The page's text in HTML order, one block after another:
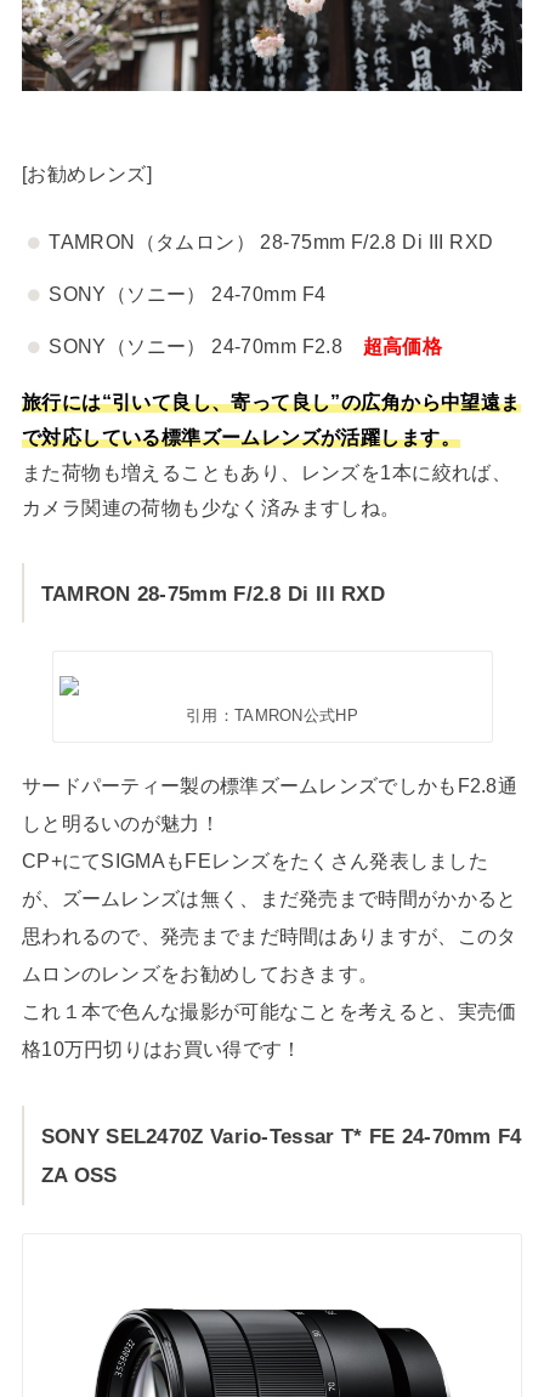
[お勧めレンズ]
TAMRON（タムロン） 28-75mm F/2.8 Di III RXD
SONY（ソニー） 24-70mm F4
SONY（ソニー） 24-70mm F2.8 超高価格
旅行には“引いて良し、寄って良し”の広角から中望遠ま
で対応している標準ズームレンズが活躍します。
また荷物も増えることもあり、レンズを1本に絞れば、
カメラ関連の荷物も少なく済みますしね。
TAMRON 28-75mm F/2.8 Di III RXD
引用：TAMRON公式HP
サードパーティー製の標準ズームレンズでしかもF2.8通
しと明るいのが魅力！
CP+にてSIGMAもFEレンズをたくさん発表しました
が、ズームレンズは無く、まだ発売まで時間がかかると
思われるので、発売までまだ時間はありますが、このタ
ムロンのレンズをお勧めしておきます。
これ１本で色んな撮影が可能なことを考えると、実売価
格10万円切りはお買い得です！
SONY SEL2470Z Vario-Tessar T* FE 24-70mm F4
ZA OSS